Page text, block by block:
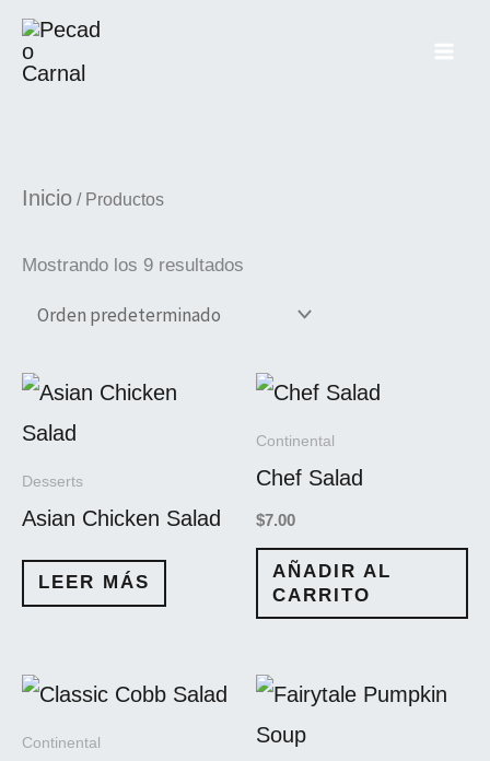
Inicio / Productos
Mostrando los 9 resultados
Desserts
Asian Chicken Salad
LEER MÁS
Continental
Chef Salad
$7.00
AÑADIR AL
CARRITO
Continental